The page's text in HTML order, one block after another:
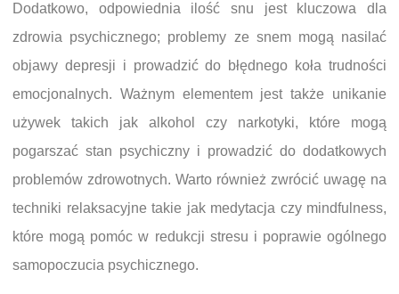
Dodatkowo, odpowiednia ilość snu jest kluczowa dla
zdrowia psychicznego; problemy ze snem mogą nasilać
objawy depresji i prowadzić do błędnego koła trudności
emocjonalnych. Ważnym elementem jest także unikanie
używek takich jak alkohol czy narkotyki, które mogą
pogarszać stan psychiczny i prowadzić do dodatkowych
problemów zdrowotnych. Warto również zwrócić uwagę na
techniki relaksacyjne takie jak medytacja czy mindfulness,
które mogą pomóc w redukcji stresu i poprawie ogólnego
samopoczucia psychicznego.